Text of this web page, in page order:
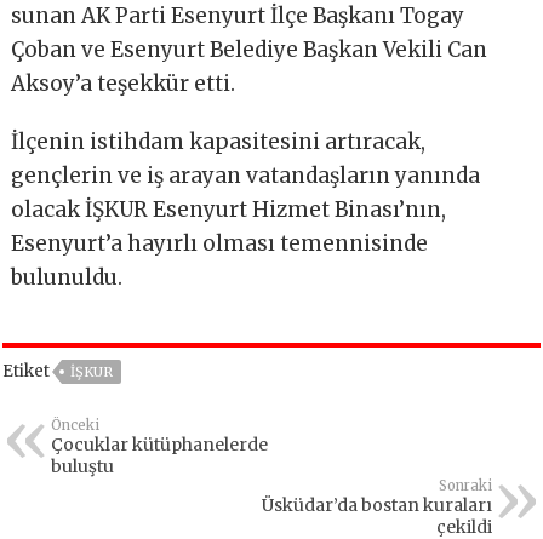
sunan AK Parti Esenyurt İlçe Başkanı Togay
Çoban ve Esenyurt Belediye Başkan Vekili Can
Aksoy’a teşekkür etti.
İlçenin istihdam kapasitesini artıracak,
gençlerin ve iş arayan vatandaşların yanında
olacak İŞKUR Esenyurt Hizmet Binası’nın,
Esenyurt’a hayırlı olması temennisinde
bulunuldu.
Etiket İŞKUR
Önceki
Çocuklar kütüphanelerde
buluştu
Sonraki
Üsküdar’da bostan kuraları
çekildi